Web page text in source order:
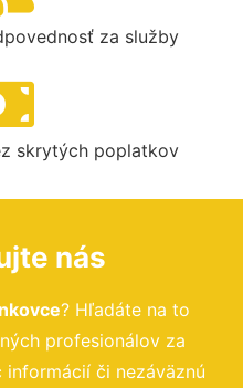
za služby
skrytých poplatkov
nás
? Hľadáte na to
profesionálov za
informácií či nezáväznú